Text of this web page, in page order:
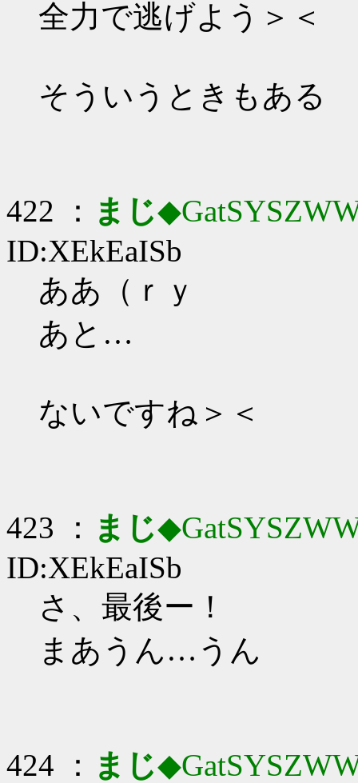
全力で逃げよう＞＜
そういうときもある
422 ： まじ
ID:XEkEaISb
ああ（ｒｙ
あと…
ないですね＞＜
423 ： まじ
ID:XEkEaISb
さ、最後ー！
まあうん…うん
424 ： まじ